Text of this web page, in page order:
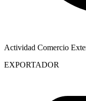
Actividad Comercio
EXPORTADOR